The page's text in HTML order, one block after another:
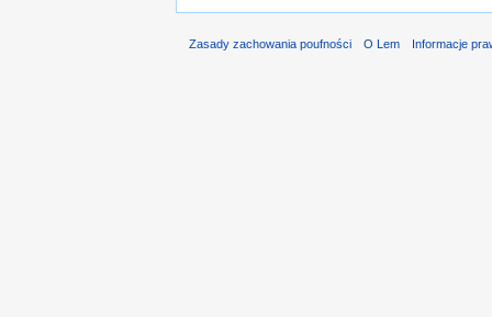
Zasady zachowania poufności O Lem Informacje